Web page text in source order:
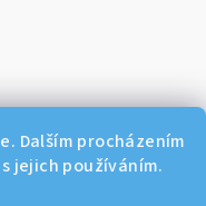
Dalším procházením
jejich používáním.